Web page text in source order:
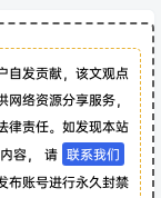
自发贡献，该文观点
络资源分享服务，
律责任。如发现本站
容， 请 联系我们
布账号进行永久封禁